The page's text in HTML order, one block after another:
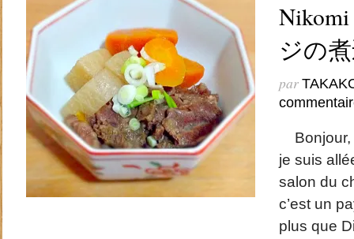
Nikomi
ジの
par
Bonjour,
je suis
salon du
c’est un
plus que